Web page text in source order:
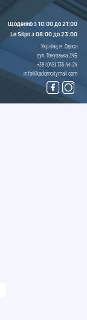
Щоденно з 10:00 до 21:00
Le Silpo з 08:00 до 23:00
Україна, м. Одеса
вул. Генуезька, 24Б
+38 (048) 736-44-24
info@kadorrcitymall.com